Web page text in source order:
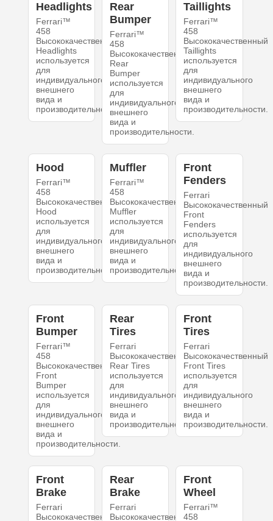
Headlights
Ferrari™
458
Высококачественный
Headlights
используется
для
индивидуального
внешнего
вида и
производительности.
Rear
Bumper
Ferrari™
458
Высококачественный
Rear
Bumper
используется
для
индивидуального
внешнего
вида и
производительности.
Taillights
Ferrari™
458
Высококачественный
Taillights
используется
для
индивидуального
внешнего
вида и
производительности.
Hood
Ferrari™
458
Высококачественный
Hood
используется
для
индивидуального
внешнего
вида и
производительности.
Muffler
Ferrari™
458
Высококачественный
Muffler
используется
для
индивидуального
внешнего
вида и
производительности.
Front
Fenders
Ferrari
Высококачественный
Front
Fenders
используется
для
индивидуального
внешнего
вида и
производительности.
Front
Bumper
Ferrari™
458
Высококачественный
Front
Bumper
используется
для
индивидуального
внешнего
вида и
производительности.
Rear
Tires
Ferrari
Высококачественный
Rear Tires
используется
для
индивидуального
внешнего
вида и
производительности.
Front
Tires
Ferrari
Высококачественный
Front Tires
используется
для
индивидуального
внешнего
вида и
производительности.
Front
Brake
Ferrari
Высококачественный
Rear
Brake
Ferrari
Высококачественный
Front
Wheel
Ferrari™
458